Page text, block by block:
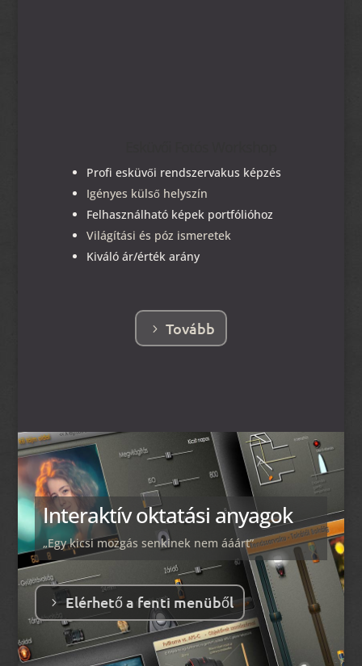
Profi esküvői rendszervakus képzés
Igényes külső helyszín
Felhasználható képek portfólióhoz
Világítási és póz ismeretek
Kiváló ár/érték arány
Tovább
Interaktív oktatási anyagok
„Egy kicsi mozgás senkinek nem ááárt”
Elérhető a fenti menüből